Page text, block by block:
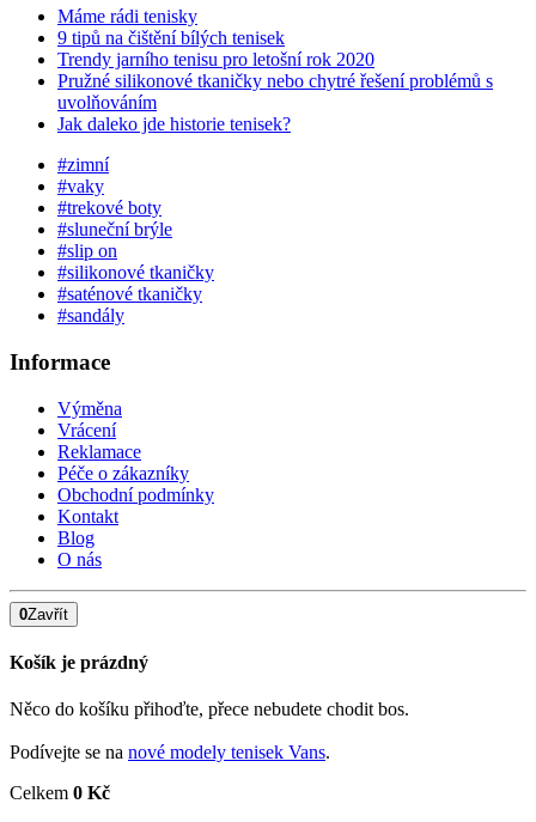
Máme rádi tenisky
9 tipů na čištění bílých tenisek
Trendy jarního tenisu pro letošní rok 2020
Pružné silikonové tkaničky nebo chytré řešení problémů s
uvolňováním
Jak daleko jde historie tenisek?
#zimní
#vaky
#trekové boty
#sluneční brýle
#slip on
#silikonové tkaničky
#saténové tkaničky
#sandály
Informace
Výměna
Vrácení
Reklamace
Péče o zákazníky
Obchodní podmínky
Kontakt
Blog
O nás
0Zavřít
Košík je prázdný
Něco do košíku přihoďte, přece nebudete chodit bos.
Podívejte se na nové modely tenisek Vans.
Celkem 0 Kč